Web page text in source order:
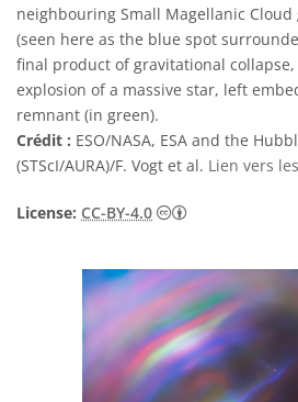
neighbouring Small Magellanic
(seen here as the blue spot
final product of gravitational
explosion of a massive star, left
remnant (in green).
Crédit : ESO/NASA, ESA and the
(STScI/AURA)/F. Vogt et al. Lien vers
License: CC-BY-4.0 Creative